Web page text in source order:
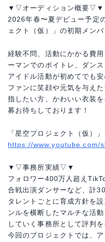
▼▽オーディション概要▽▼
2026年春〜夏デビュー予定
ェクト（仮）」の初期メンバ
経験不問、活動にかかる費
ーマンでのボイトレ、ダンス
アイドル活動が初めてでも
ファンに笑顔や元気を与え
指したい方、かわいい衣装
募お待ちしております！
「星空プロジェクト（仮）
https://www.youtube.com/
▼▽事務所実績▽▼
フォロワー400万人超え
合戦出演ダンサーなど、計
タレントごとに育成方針を
ンルを横断したマルチな活
していく事務所として評判を
今回のプロジェクトでは、